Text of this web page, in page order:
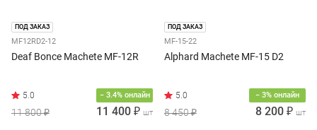
ПОД ЗАКАЗ
MF12RD2-12
Deaf Bonce Machete MF-12R
− 3.4% онлайн
11 800 ₽ 11 400 ₽ шт
ПОД ЗАКАЗ
MF-15-22
Alphard Machete MF-15 D2
− 3% онлайн
8 450 ₽ 8 200 ₽ шт